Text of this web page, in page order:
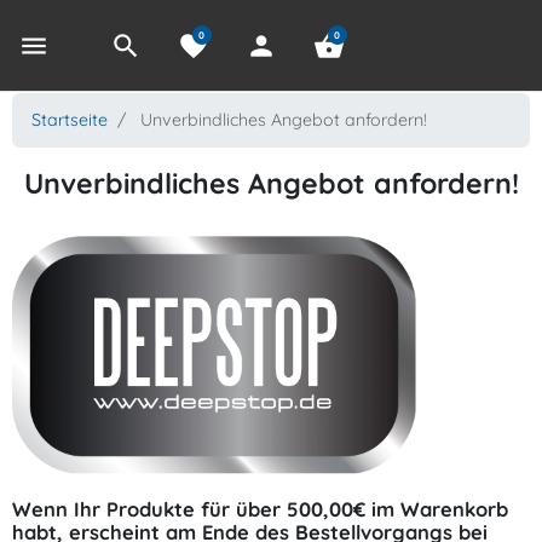
menu search favorite
0 person shopping_basket
0
Startseite Unverbindliches Angebot anfordern!
Unverbindliches Angebot anfordern!
Wenn Ihr Produkte für über 500,00€ im Warenkorb
habt, erscheint am Ende des Bestellvorgangs bei